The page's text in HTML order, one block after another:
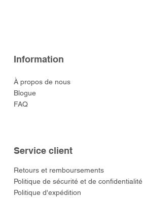
Information
À propos de nous
Blogue
FAQ
Service client
​Retours et remboursements
Politique de sécurité et de confidentialité
Politique d'expédition